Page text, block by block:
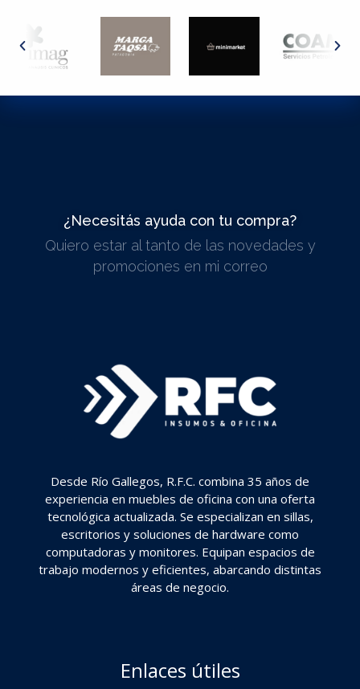
¿Necesitás ayuda con tu compra?
ESCRIBINOS
Quiero estar al tanto de las novedades y
promociones en mi correo
Desde Río Gallegos, R.F.C. combina 35 años de
experiencia en muebles de oficina con una oferta
tecnológica actualizada. Se especializan en sillas,
escritorios y soluciones de hardware como
computadoras y monitores. Equipan espacios de
trabajo modernos y eficientes, abarcando distintas
áreas de negocio.
Enlaces útiles